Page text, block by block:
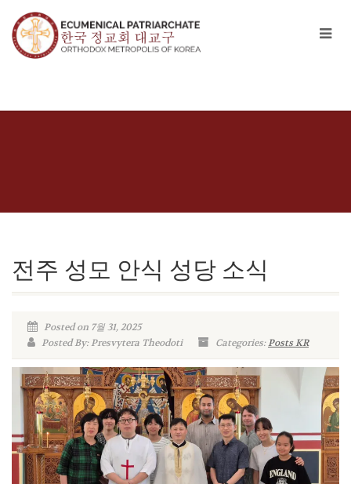
전주 성모 안식 성당 소식
Posted on 7월 31, 2025
Posted By: Presvytera Theodoti
Categories:Posts KR